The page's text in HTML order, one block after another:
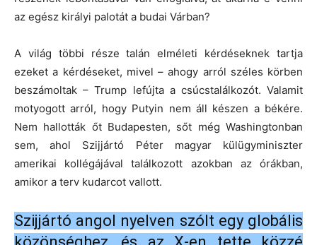
az egész királyi palotát a budai Várban?
A világ többi része talán elméleti kérdéseknek tartja
ezeket a kérdéseket, mivel – ahogy arról széles körben
beszámoltak – Trump lefújta a csúcstalálkozót. Valamit
motyogott arról, hogy Putyin nem áll készen a békére.
Nem hallották őt Budapesten, sőt még Washingtonban
sem, ahol Szijjártó Péter magyar külügyminiszter
amerikai kollégájával találkozott azokban az órákban,
amikor a terv kudarcot vallott.
Szijjártó angol nyelven szólt egy globális